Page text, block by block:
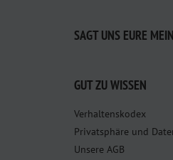
SAGT UNS EURE
GUT ZU WISSEN
Verhaltenskodex
Privatsphäre und
Unsere AGB